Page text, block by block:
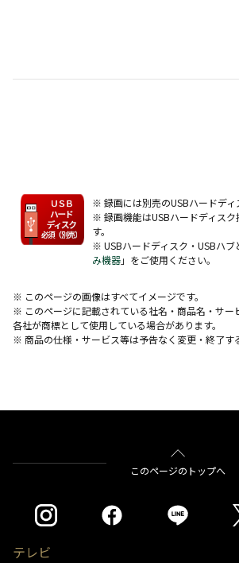
※ 録画には別売のUSBハードディ
※ 録画機能はUSBハードディス
す。
※ USBハードディスク・USBハブ
み機器」をご使用ください。
※ このページの画像はすべてイメージです。
※ このページに記載されている社名・商品名・サー
各社が商標として使用している場合があります。
※ 商品の仕様・サービス等は予告なく変更・終了す
このページのトップへ
テレビ